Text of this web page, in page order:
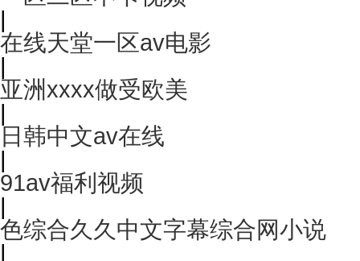
|
在线天堂一区av电影
|
亚洲xxxx做受欧美
|
日韩中文av在线
|
91av福利视频
|
色综合久久中文字幕综合网小说
|